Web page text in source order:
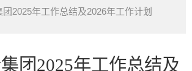
2025年工作总结及2026年工作计划
团 2025年工作总结及